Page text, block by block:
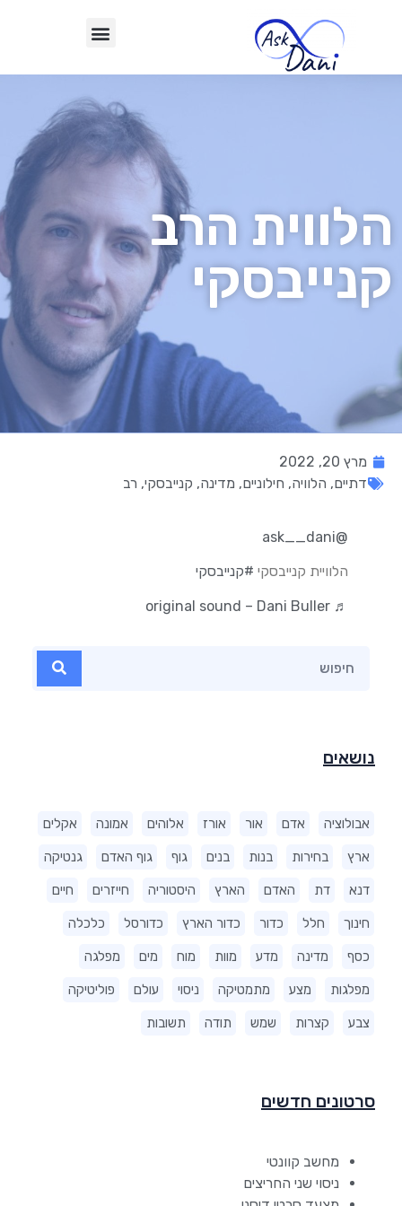
הלווית הרב
קנייבסקי
נושאים
אבולוציה אדם אור אורז אלוהים אמונה אקלים
ארץ בחירות בנות בנים גוף גוף האדם גנטיקה
דנא דת האדם הארץ היסטוריה חייזרים חיים
חינוך חלל כדור כדור הארץ כדורסל כלכלה
כסף מדינה מדע מוות מוח מים מפלגה
מפלגות מצע מתמטיקה ניסוי עולם פוליטיקה
צבע קצרות שמש תודה תשובות
סרטונים חדשים
מחשב קוונטי
ניסוי שני החריצים
מרץ 20, 2022
דתיים, הלוויה, חילוניים, מדינה, קנייבסקי, רב
@ask__dani
הלוויית קנייבסקי #קנייבסקי
♬ original sound – Dani Buller